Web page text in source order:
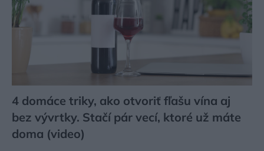
4 domáce triky, ako otvoriť fľašu vína aj
bez vývrtky. Stačí pár vecí, ktoré už máte
doma (video)